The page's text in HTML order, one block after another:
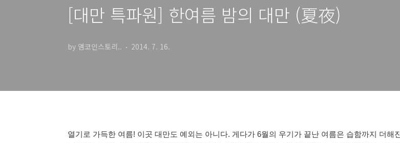
[대만 특파원] 한여름 밤의 대만 (夏夜)
by 앰코인스토리.. 2014. 7. 16.
열기로 가득한 여름! 이곳 대만도 예외는 아니다. 게다가 6월의 우기가 끝난 여름은 습함까지 더해진